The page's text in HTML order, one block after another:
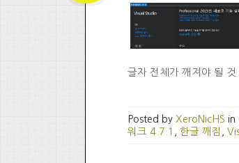
글자 전체가 깨져야 될 것
Posted by XeroNicHS in
워크 4.7.1
한글 깨짐